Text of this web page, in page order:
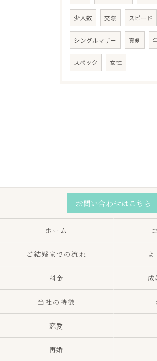
少人数 交際 スピード
シングルマザー 真剣
スペック 女性
お問い合わせはこちら
ホーム
ご結婚までの流れ
料金 成
当社の特徴
恋愛
再婚